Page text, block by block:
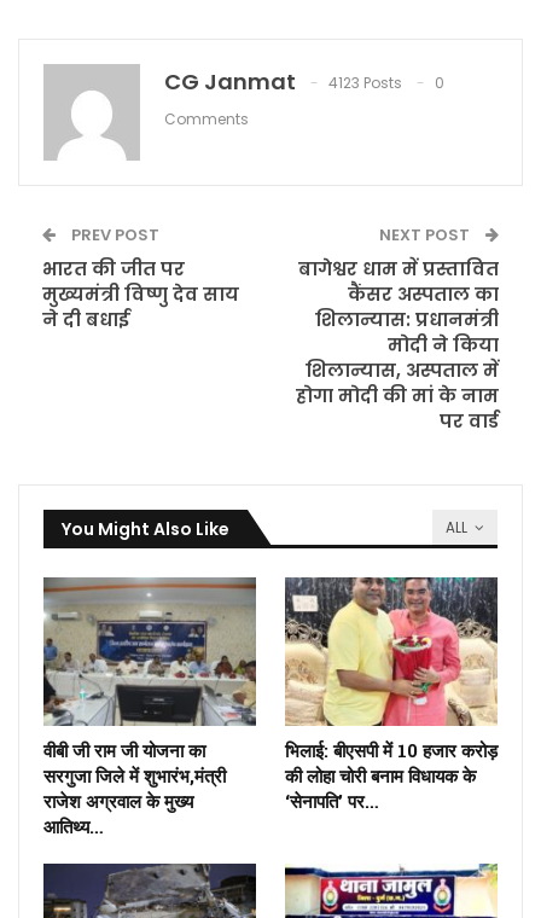
CG Janmat 4123 Posts
0
Comments
PREV POST
भारत की जीत पर
मुख्यमंत्री विष्णु देव साय
ने दी बधाई
NEXT POST
बागेश्वर धाम में प्रस्तावित
कैंसर अस्पताल का
शिलान्यास: प्रधानमंत्री
मोदी ने किया
शिलान्यास, अस्पताल में
होगा मोदी की मां के नाम
पर वार्ड
ALL
You Might Also Like
वीबी जी राम जी योजना का
सरगुजा जिले में शुभारंभ,मंत्री
राजेश अग्रवाल के मुख्य
आतिथ्य…
भिलाई: बीएसपी में 10 हजार करोड़
की लोहा चोरी बनाम विधायक के
‘सेनापति’ पर…